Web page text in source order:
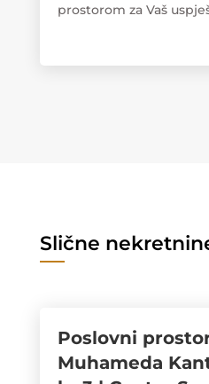
prostorom za Vaš
Slične
Poslovni
Muhameda